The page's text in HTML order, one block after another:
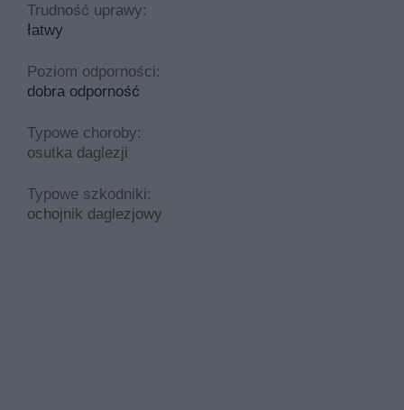
Trudność uprawy:
łatwy
Poziom odporności:
dobra odporność
Typowe choroby:
osutka daglezji
Typowe szkodniki:
ochojnik daglezjowy